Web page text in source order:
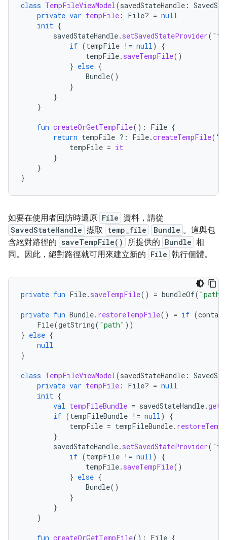
class TempFileViewModel(savedStateHandle :
private var tempFile : File? = null
init {
savedStateHandle. setSavedStateProvider(
if (tempFile != null)
{
tempFile. saveTempFile()
} else {
Bundle()
}
}
}
fun createOrGetTempFile(): File {
return tempFile ?: File.createTempFile(
tempFile = it
}
}
}
如要在使用者回訪時還原 File 資料，請從
SavedStateHandle 擷取 temp_file Bundle 。這與包
含絕對路徑的 saveTempFile() 所提供的 Bundle 相
同。因此，絕對路徑就可用來建立新的 File 執行個體。
private fun File. saveTempFile() = bundleOf( "path"
private fun Bundle. restoreTempFile() = if (
File(getString( "path" ))
} else {
null
}
class TempFileViewModel(savedStateHandle :
private var tempFile : File? = null
init {
val tempFileBundle = savedStateHandle.
if (tempFileBundle != null)
{
tempFile = tempFileBundle.
}
savedStateHandle. setSavedStateProvider(
if (tempFile != null)
{
tempFile. saveTempFile()
} else {
Bundle()
}
}
}
fun createOrGetTempFile(): File {